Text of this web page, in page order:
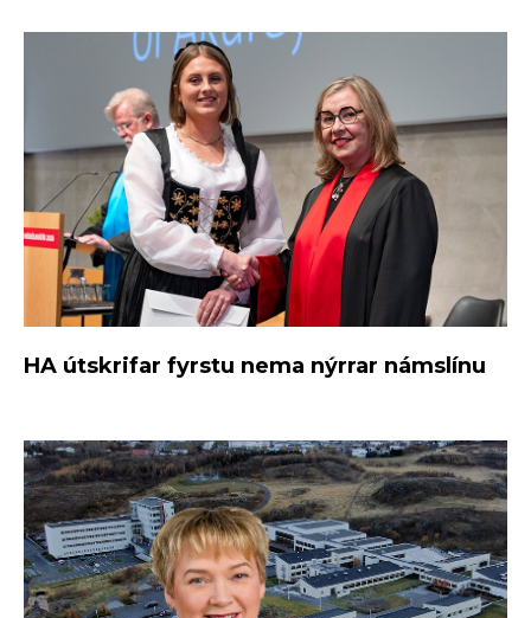
HA útskrifar fyrstu nema nýrrar námslínu